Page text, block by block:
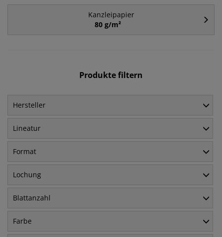
Kanzleipapier
80 g/m²
Produkte filtern
Hersteller
Lineatur
Format
Lochung
Blattanzahl
Farbe